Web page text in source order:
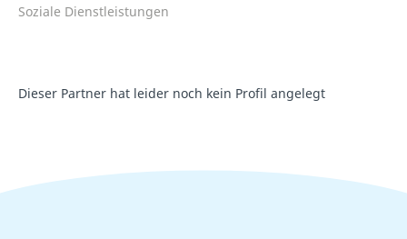
Soziale Dienstleistungen
Dieser Partner hat leider noch kein Profil angelegt